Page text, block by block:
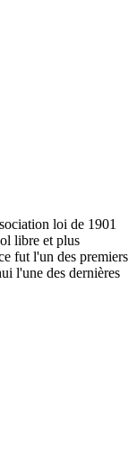
loi de 1901
libre et plus
fut l'un des premiers
l'une des dernières